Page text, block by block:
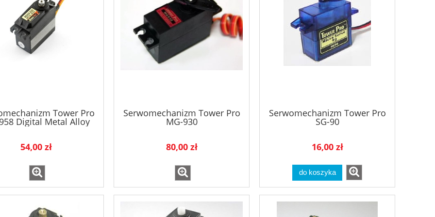
Tower Pro
Digital Metal Alloy
54,00 zł
Serwomechanizm Tower Pro
MG-930
80,00 zł
Serwomechanizm Tower Pro
SG-90
16,00 zł
do koszyka